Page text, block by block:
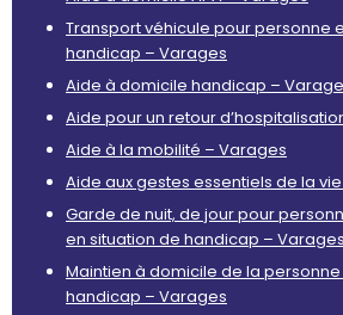
Transport véhicule pour personne
handicap – Varages
Aide à domicile handicap –
Aide pour un retour
Aide à la mobilité – Varages
Aide aux gestes essentiels de la
Garde de nuit, de jour pour
en situation de handicap – Varages
Maintien à domicile de la
handicap – Varages